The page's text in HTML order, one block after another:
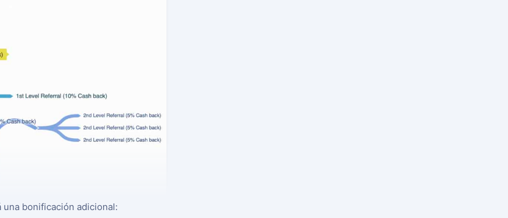
bonificación adicional: